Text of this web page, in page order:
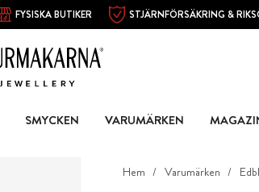
FYSISKA BUTIKER STJÄRNFÖRSÄKRING &
SMYCKEN VARUMÄRKEN
Hem Varumärken